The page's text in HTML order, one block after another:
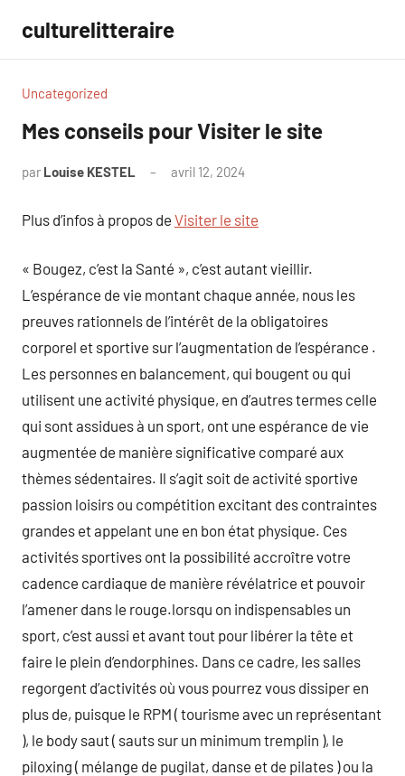
contenu
culturelitteraire
Uncategorized
Mes conseils pour Visiter le site
par Louise KESTEL avril 12, 2024
Plus d’infos à propos de Visiter le site
« Bougez, c’est la Santé », c’est autant vieillir.
L’espérance de vie montant chaque année, nous les
preuves rationnels de l’intérêt de la obligatoires
corporel et sportive sur l’augmentation de l’espérance .
Les personnes en balancement, qui bougent ou qui
utilisent une activité physique, en d’autres termes celle
qui sont assidues à un sport, ont une espérance de vie
augmentée de manière significative comparé aux
thèmes sédentaires. Il s’agit soit de activité sportive
passion loisirs ou compétition excitant des contraintes
grandes et appelant une en bon état physique. Ces
activités sportives ont la possibilité accroître votre
cadence cardiaque de manière révélatrice et pouvoir
l’amener dans le rouge.lorsqu on indispensables un
sport, c’est aussi et avant tout pour libérer la tête et
faire le plein d’endorphines. Dans ce cadre, les salles
regorgent d’activités où vous pourrez vous dissiper en
plus de, puisque le RPM ( tourisme avec un représentant
), le body saut ( sauts sur un minimum tremplin ), le
piloxing ( mélange de pugilat, danse et de pilates ) ou la